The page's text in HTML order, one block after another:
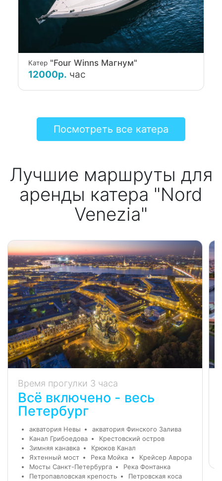
Катер"Four Winns Магнум"
12000р. час
Посмотреть все катера
Лучшие маршруты для
аренды катера "Nord
Venezia"
Время прогулки 3 часа
Всё включено - весь
Петербург
акватория Невы
акватория Финского Залива
Канал Грибоедова
Крестовский остров
Зимняя канавка
Крюков Канал
Яхтенный мост
Река Мойка
Крейсер Аврора
Мосты Санкт-Петербурга
Река Фонтанка
Петропавловская крепость
Петровская коса